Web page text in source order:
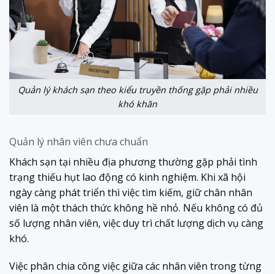
Quản lý khách sạn theo kiểu truyền thống gặp phải nhiều
khó khăn
Quản lý nhân viên chưa chuẩn
Khách sạn tại nhiều địa phương thường gặp phải tình
trạng thiếu hụt lao động có kinh nghiệm. Khi xã hội
ngày càng phát triển thì việc tìm kiếm, giữ chân nhân
viên là một thách thức không hề nhỏ. Nếu không có đủ
số lượng nhân viên, việc duy trì chất lượng dịch vụ càng
khó.
Việc phân chia công việc giữa các nhân viên trong từng